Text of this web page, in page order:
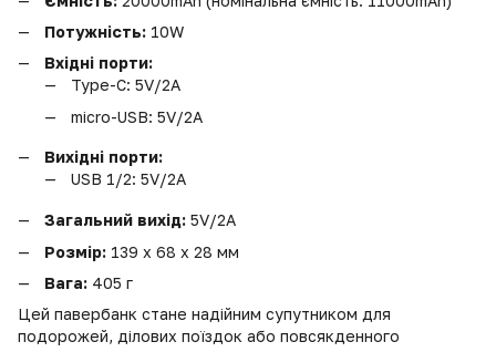
Потужність: 10W
Вхідні порти:
Type-C: 5V/2A
micro-USB: 5V/2A
Вихідні порти:
USB 1/2: 5V/2A
Загальний вихід: 5V/2A
Розмір: 139 x 68 x 28 мм
Вага: 405 г
Цей павербанк стане надійним супутником для
подорожей, ділових поїздок або повсякденного